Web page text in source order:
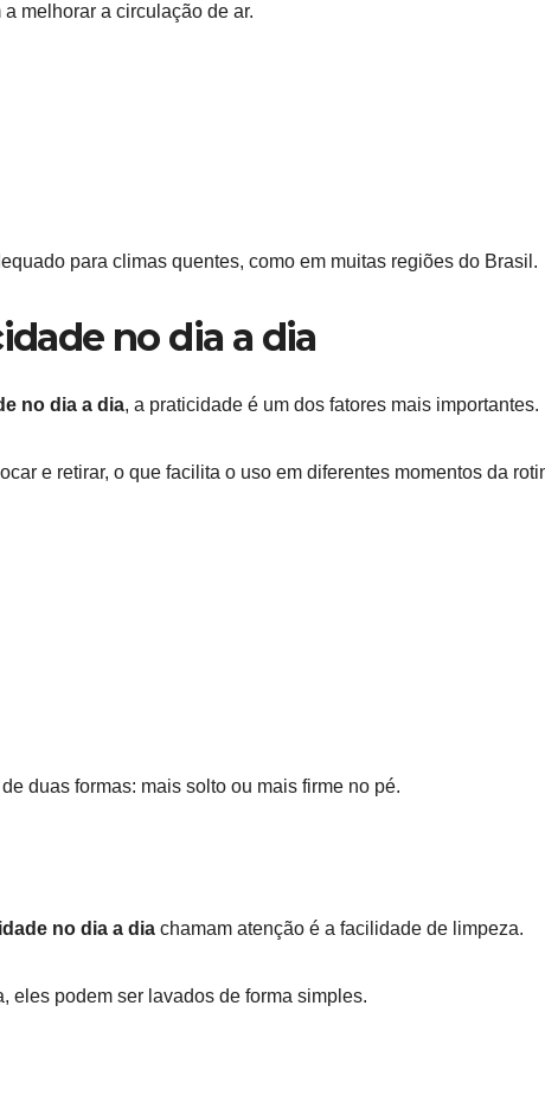
melhorar a circulação de ar.
para climas quentes, como em muitas regiões do Brasil.
no dia a dia
no dia a dia, a praticidade é um dos fatores mais importantes.
e retirar, o que facilita o uso em diferentes momentos da
duas formas: mais solto ou mais firme no pé.
no dia a dia chamam atenção é a facilidade de limpeza.
eles podem ser lavados de forma simples.